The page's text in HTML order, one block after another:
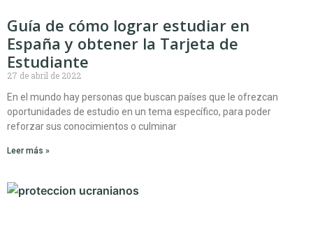
Guía de cómo lograr estudiar en
España y obtener la Tarjeta de
Estudiante
27 de abril de 2022
En el mundo hay personas que buscan países que le ofrezcan
oportunidades de estudio en un tema específico, para poder
reforzar sus conocimientos o culminar
Leer más »